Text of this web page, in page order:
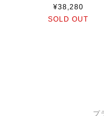
¥38,280
SOLD OUT
プ